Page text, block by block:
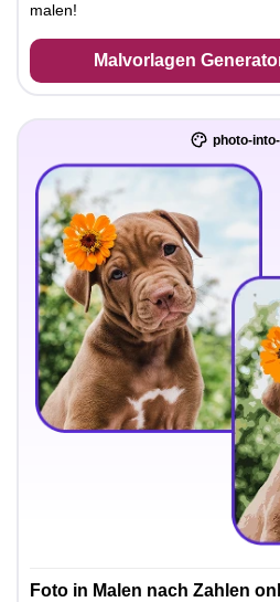
malen!
Malvorlagen
photo-
Foto in Malen nach Zahlen